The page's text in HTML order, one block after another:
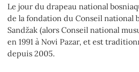
Le jour du drapeau national
de la fondation du Conseil national
Sandžak (alors Conseil national
en 1991 à Novi Pazar, et est
depuis 2005.